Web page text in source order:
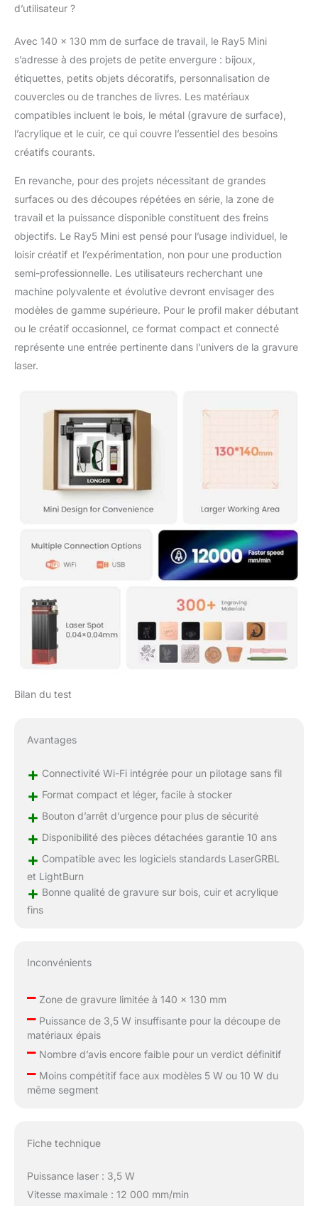
d’utilisateur ?
Avec 140 x 130 mm de surface de travail, le Ray5 Mini
s’adresse à des projets de petite envergure : bijoux,
étiquettes, petits objets décoratifs, personnalisation de
couvercles ou de tranches de livres. Les matériaux
compatibles incluent le bois, le métal (gravure de surface),
l’acrylique et le cuir, ce qui couvre l’essentiel des besoins
créatifs courants.
En revanche, pour des projets nécessitant de grandes
surfaces ou des découpes répétées en série, la zone de
travail et la puissance disponible constituent des freins
objectifs. Le Ray5 Mini est pensé pour l’usage individuel, le
loisir créatif et l’expérimentation, non pour une production
semi-professionnelle. Les utilisateurs recherchant une
machine polyvalente et évolutive devront envisager des
modèles de gamme supérieure. Pour le profil maker débutant
ou le créatif occasionnel, ce format compact et connecté
représente une entrée pertinente dans l’univers de la gravure
laser.
Bilan du test
Avantages
+ Connectivité Wi-Fi intégrée pour un pilotage sans fil
+ Format compact et léger, facile à stocker
+ Bouton d’arrêt d’urgence pour plus de sécurité
+ Disponibilité des pièces détachées garantie 10 ans
+ Compatible avec les logiciels standards LaserGRBL
et LightBurn
+ Bonne qualité de gravure sur bois, cuir et acrylique
fins
Inconvénients
–Zone de gravure limitée à 140 x 130 mm
–Puissance de 3,5 W insuffisante pour la découpe de
matériaux épais
–Nombre d’avis encore faible pour un verdict définitif
–Moins compétitif face aux modèles 5 W ou 10 W du
même segment
Fiche technique
Puissance laser : 3,5 W
Vitesse maximale : 12 000 mm/min